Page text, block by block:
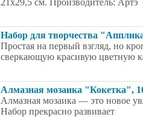
21x29,5 см. Производитель: Артэ
Набор для творчества
Простая на первый взгляд, но
сверкающую красивую цветную
Алмазная мозаика "Кокетка",
Алмазная мозаика — это новое
Набор прекрасно развивает